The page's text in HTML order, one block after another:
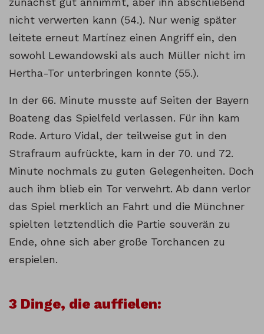
nicht verwerten kann (54.). Nur wenig später
leitete erneut Martínez einen Angriff ein, den
sowohl Lewandowski als auch Müller nicht im
Hertha-Tor unterbringen konnte (55.).
In der 66. Minute musste auf Seiten der Bayern
Boateng das Spielfeld verlassen. Für ihn kam
Rode. Arturo Vidal, der teilweise gut in den
Strafraum aufrückte, kam in der 70. und 72.
Minute nochmals zu guten Gelegenheiten. Doch
auch ihm blieb ein Tor verwehrt. Ab dann verlor
das Spiel merklich an Fahrt und die Münchner
spielten letztendlich die Partie souverän zu
Ende, ohne sich aber große Torchancen zu
erspielen.
3 Dinge, die auffielen: